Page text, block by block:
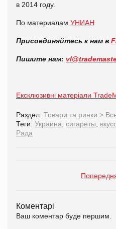
в 2014 году.
По материалам УНИАН
Присоединяйтесь к нам в
Пишите нам:
Ексклюзивні матеріали
Раздел: Товари та ринки >
Теги: Украина сигареты
Рада
Коментарі
Ваш коментар буде першим.